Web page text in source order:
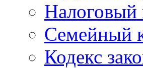
Налоговый
Семейный
Кодекс